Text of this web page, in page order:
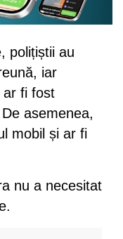
polițiștii au
iar
ar fi fost
asemenea,
mobil și ar fi
nu a necesitat